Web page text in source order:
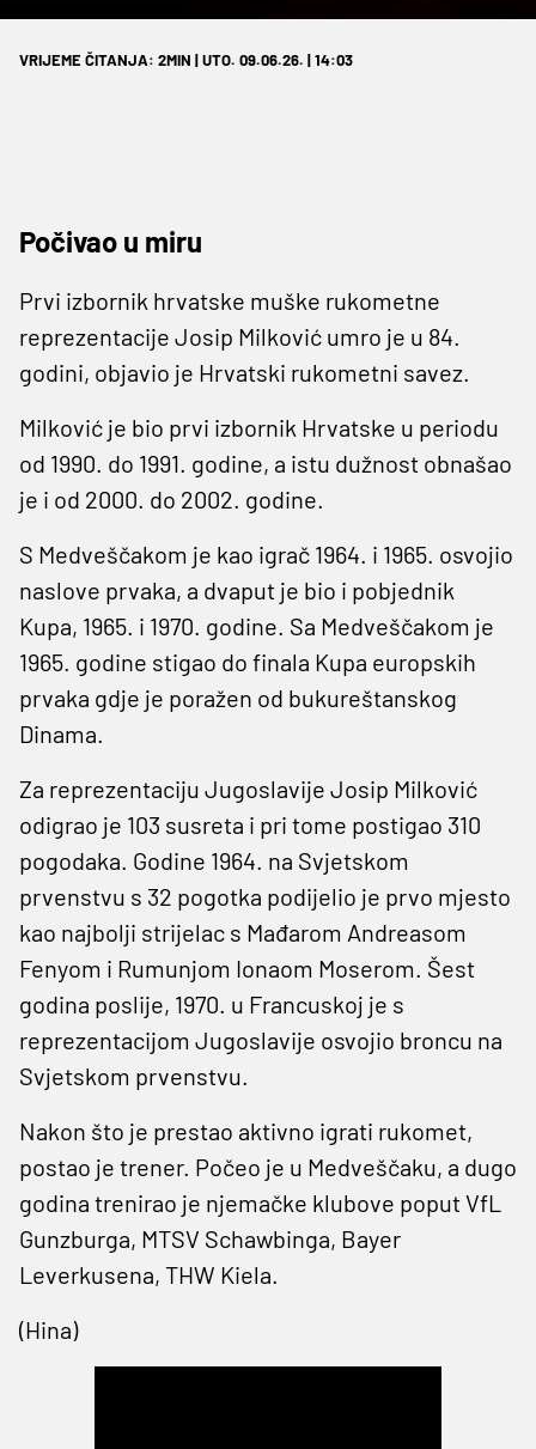
VRIJEME ČITANJA: 2MIN | UTO. 09.06.26. | 14:03
Počivao u miru
Prvi izbornik hrvatske muške rukometne
reprezentacije Josip Milković umro je u 84.
godini, objavio je Hrvatski rukometni savez.
Milković je bio prvi izbornik Hrvatske u periodu
od 1990. do 1991. godine, a istu dužnost obnašao
je i od 2000. do 2002. godine.
S Medveščakom je kao igrač 1964. i 1965. osvojio
naslove prvaka, a dvaput je bio i pobjednik
Kupa, 1965. i 1970. godine. Sa Medveščakom je
1965. godine stigao do finala Kupa europskih
prvaka gdje je poražen od bukureštanskog
Dinama.
Za reprezentaciju Jugoslavije Josip Milković
odigrao je 103 susreta i pri tome postigao 310
pogodaka. Godine 1964. na Svjetskom
prvenstvu s 32 pogotka podijelio je prvo mjesto
kao najbolji strijelac s Mađarom Andreasom
Fenyom i Rumunjom Ionaom Moserom. Šest
godina poslije, 1970. u Francuskoj je s
reprezentacijom Jugoslavije osvojio broncu na
Svjetskom prvenstvu.
Nakon što je prestao aktivno igrati rukomet,
postao je trener. Počeo je u Medveščaku, a dugo
godina trenirao je njemačke klubove poput VfL
Gunzburga, MTSV Schawbinga, Bayer
Leverkusena, THW Kiela.
(Hina)